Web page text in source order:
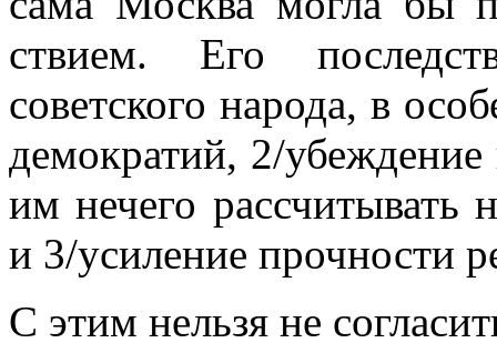
ствием. Его
советского народа, в
демократий, 2/
им нечего
и 3/уси­ление прочности
С этим нельзя не